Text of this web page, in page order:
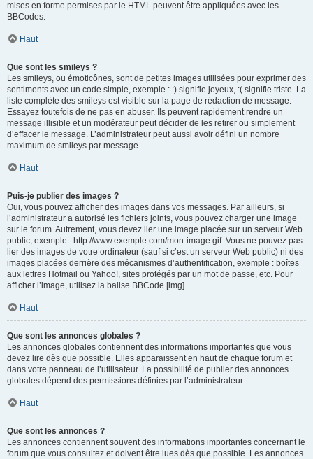
mises en forme permises par le HTML peuvent être appliquées avec les
BBCodes.
Haut
Que sont les smileys ?
Les smileys, ou émoticônes, sont de petites images utilisées pour exprimer des
sentiments avec un code simple, exemple : :) signifie joyeux, :( signifie triste. La
liste complète des smileys est visible sur la page de rédaction de message.
Essayez toutefois de ne pas en abuser. Ils peuvent rapidement rendre un
message illisible et un modérateur peut décider de les retirer ou simplement
d’effacer le message. L’administrateur peut aussi avoir défini un nombre
maximum de smileys par message.
Haut
Puis-je publier des images ?
Oui, vous pouvez afficher des images dans vos messages. Par ailleurs, si
l’administrateur a autorisé les fichiers joints, vous pouvez charger une image
sur le forum. Autrement, vous devez lier une image placée sur un serveur Web
public, exemple : http://www.exemple.com/mon-image.gif. Vous ne pouvez pas
lier des images de votre ordinateur (sauf si c’est un serveur Web public) ni des
images placées derrière des mécanismes d’authentification, exemple : boîtes
aux lettres Hotmail ou Yahoo!, sites protégés par un mot de passe, etc. Pour
afficher l’image, utilisez la balise BBCode [img].
Haut
Que sont les annonces globales ?
Les annonces globales contiennent des informations importantes que vous
devez lire dès que possible. Elles apparaissent en haut de chaque forum et
dans votre panneau de l’utilisateur. La possibilité de publier des annonces
globales dépend des permissions définies par l’administrateur.
Haut
Que sont les annonces ?
Les annonces contiennent souvent des informations importantes concernant le
forum que vous consultez et doivent être lues dès que possible. Les annonces